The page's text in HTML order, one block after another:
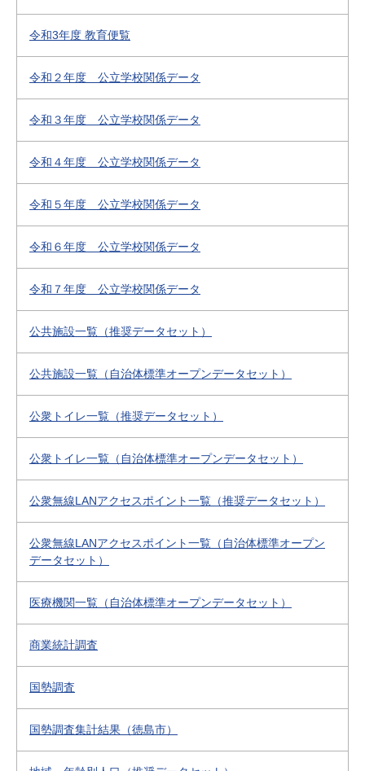
令和3年度 教育便覧
令和２年度 公立学校関係データ
令和３年度 公立学校関係データ
令和４年度 公立学校関係データ
令和５年度 公立学校関係データ
令和６年度 公立学校関係データ
令和７年度 公立学校関係データ
公共施設一覧（推奨データセット）
公共施設一覧（自治体標準オープンデータセット）
公衆トイレ一覧（推奨データセット）
公衆トイレ一覧（自治体標準オープンデータセット）
公衆無線LANアクセスポイント一覧（推奨データセット）
公衆無線LANアクセスポイント一覧（自治体標準オープン
データセット）
医療機関一覧（自治体標準オープンデータセット）
商業統計調査
国勢調査
国勢調査集計結果（徳島市）